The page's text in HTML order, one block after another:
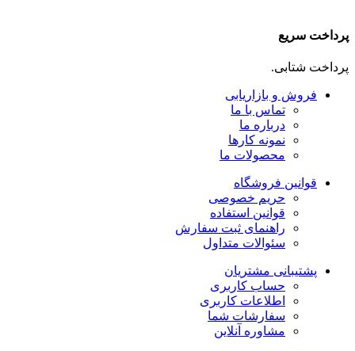
پرداخت سریع
پرداخت شتابی.
فروش و بازاریابی
تماس با ما
درباره ما
نمونه کارها
محصولات ما
قوانین فروشگاه
حریم خصوصی
قوانین استفاده
راهنمای ثبت سفارش
سئوالات متداول
پشتیبانی مشتریان
حساب کاربری
اطلاعات کاربری
سفارشات شما
مشاوره آنلاین